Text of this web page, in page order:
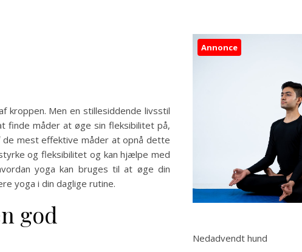
Men en stillesiddende livsstil
finde måder at øge sin fleksibilitet på,
mest effektive måder at opnå dette
og fleksibilitet og kan hjælpe med
yoga kan bruges til at øge din
yoga i din daglige rutine.
god
Annonce
Nedadvendt hund